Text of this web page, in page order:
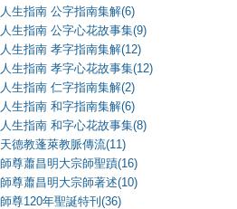
人生指南 公字指南集解(6)
人生指南 公字心花故事集(9)
人生指南 孝字指南集解(12)
人生指南 孝字心花故事集(12)
人生指南 仁字指南集解(2)
人生指南 和字指南集解(6)
人生指南 和字心花故事集(8)
天德教蓬萊教脈傳流(11)
師尊蕭昌明大宗師聖蹟(16)
師尊蕭昌明大宗師著述(10)
師尊120年聖誕特刊(36)